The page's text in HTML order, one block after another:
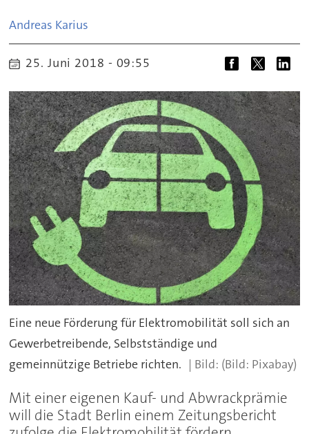
Andreas Karius
25. Juni 2018 - 09:55
Eine neue Förderung für Elektromobilität soll sich an
Gewerbetreibende, Selbstständige und
gemeinnützige Betriebe richten.
(Bild: Pixabay)
Mit einer eigenen Kauf- und Abwrackprämie
will die Stadt Berlin einem Zeitungsbericht